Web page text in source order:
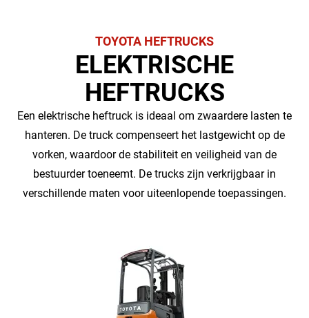
TOYOTA HEFTRUCKS
ELEKTRISCHE
HEFTRUCKS
Een elektrische heftruck is ideaal om zwaardere lasten te
hanteren. De truck compenseert het lastgewicht op de
vorken, waardoor de stabiliteit en veiligheid van de
bestuurder toeneemt. De trucks zijn verkrijgbaar in
verschillende maten voor uiteenlopende toepassingen.